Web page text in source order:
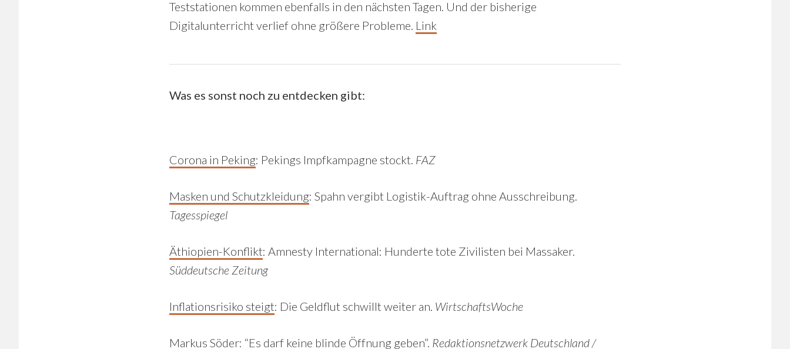
Teststationen kommen ebenfalls in den nächsten Tagen. Und der bisherige
Digitalunterricht verlief ohne größere Probleme. Link
Was es sonst noch zu entdecken gibt:
Corona in Peking: Pekings Impfkampagne stockt. FAZ
Masken und Schutzkleidung: Spahn vergibt Logistik-Auftrag ohne Ausschreibung.
Tagesspiegel
Äthiopien-Konflikt: Amnesty International: Hunderte tote Zivilisten bei Massaker.
Süddeutsche Zeitung
Inflationsrisiko steigt: Die Geldflut schwillt weiter an. WirtschaftsWoche
Markus Söder: “Es darf keine blinde Öffnung geben”. Redaktionsnetzwerk Deutschland /